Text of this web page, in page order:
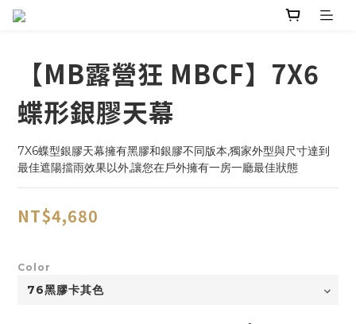
【MB露營狂 MBCF】7X6
蝶形銀膠天幕
7X6蝶型銀膠天幕擁有黑膠和銀膠不同版本,獨家外型與尺寸達到
最佳遮陽擋雨效果以外,讓您在戶外擁有一房一廳最佳狀態
NT$4,680
Color